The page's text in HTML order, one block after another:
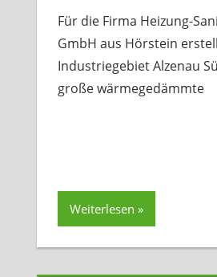
Für die Firma Heizung-
GmbH aus Hörstein
Industriegebiet Alzenau
große wärmegedämmte
Weiterlesen